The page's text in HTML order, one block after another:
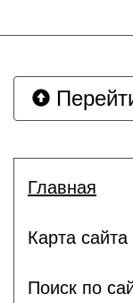
Главная
Карта сайта
Поиск по